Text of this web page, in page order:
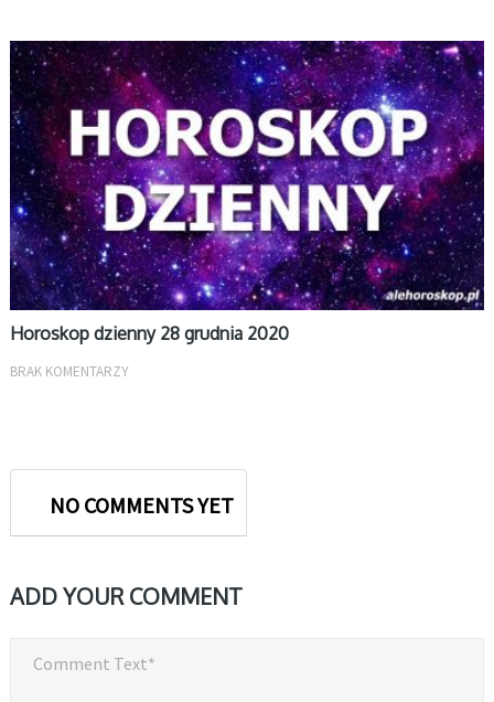
DZIENNY
Horoskop dzienny 28 grudnia 2020
BRAK KOMENTARZY
NO COMMENTS YET
ADD YOUR COMMENT